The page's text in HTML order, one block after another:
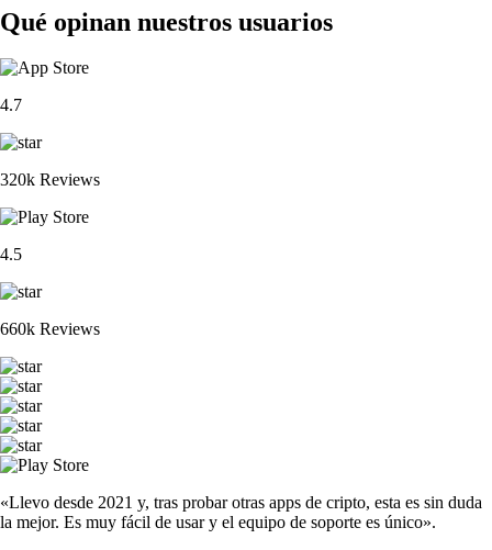
Qué opinan nuestros usuarios
4.7
320k Reviews
4.5
660k Reviews
«Llevo desde 2021 y, tras probar otras apps de cripto, esta es sin duda
la mejor. Es muy fácil de usar y el equipo de soporte es único».